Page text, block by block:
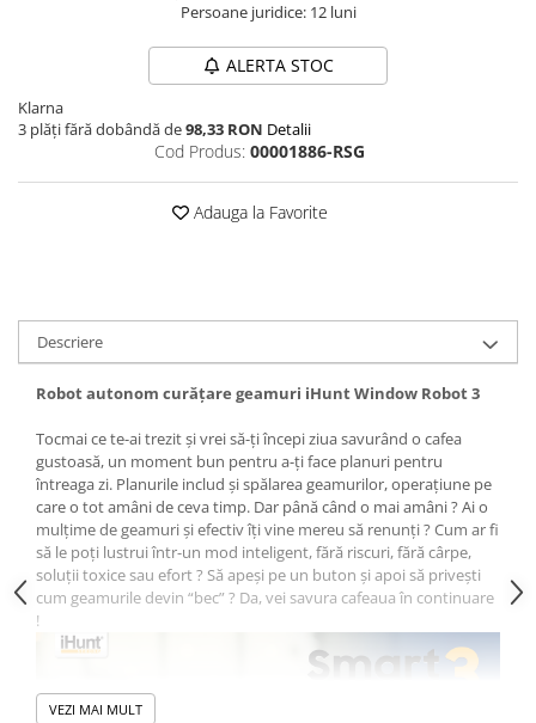
Persoane juridice: 12 luni
ALERTA STOC
Klarna
3 plăți fără dobândă de98,33 RON Detalii
Cod Produs: 00001886-RSG
Adauga la Favorite
Descriere
Robot autonom curățare geamuri iHunt Window Robot 3
Tocmai ce te-ai trezit și vrei să-ți începi ziua savurând o cafea
gustoasă, un moment bun pentru a-ți face planuri pentru
întreaga zi. Planurile includ și spălarea geamurilor, operațiune pe
care o tot amâni de ceva timp. Dar până când o mai amâni ? Ai o
mulțime de geamuri și efectiv îți vine mereu să renunți ? Cum ar fi
să le poți lustrui într-un mod inteligent, fără riscuri, fără cârpe,
soluții toxice sau efort ? Să apeși pe un buton și apoi să privești
cum geamurile devin “bec” ? Da, vei savura cafeaua în continuare
!
VEZI MAI MULT